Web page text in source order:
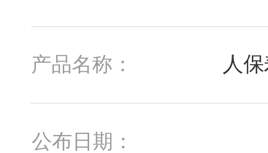
产品名称： 人
公布日期：